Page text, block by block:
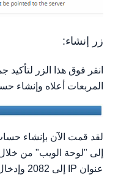
زر إنشاء:
انقر فوق هذا الزر لتأكيد
المربعات أعلاه وإنشاء
لقد قمت الآن بإنشاء
عنوان IP إلى 2082 وإدخال بيانات الاعتماد التي تم إنشاؤها هنا.